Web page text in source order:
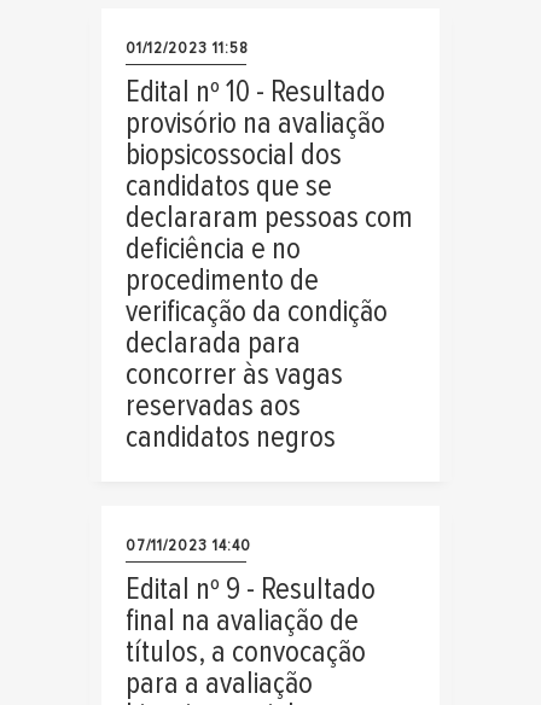
01/12/2023 11:58
Edital nº 10 - Resultado
provisório na avaliação
biopsicossocial dos
candidatos que se
declararam pessoas com
deficiência e no
procedimento de
verificação da condição
declarada para
concorrer às vagas
reservadas aos
candidatos negros
07/11/2023 14:40
Edital nº 9 - Resultado
final na avaliação de
títulos, a convocação
para a avaliação